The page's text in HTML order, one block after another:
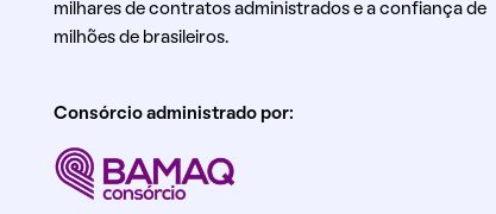
milhares de contratos administrados e a confiança de
milhões de brasileiros.
Consórcio administrado por: